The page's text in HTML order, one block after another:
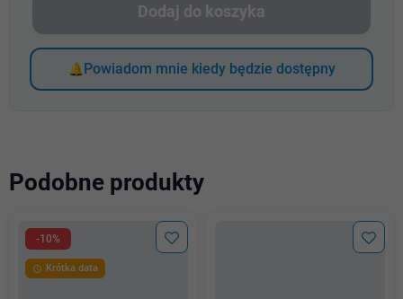
Dodaj do koszyka
Powiadom mnie kiedy będzie dostępny
Podobne produkty
-10%
 Krótka data